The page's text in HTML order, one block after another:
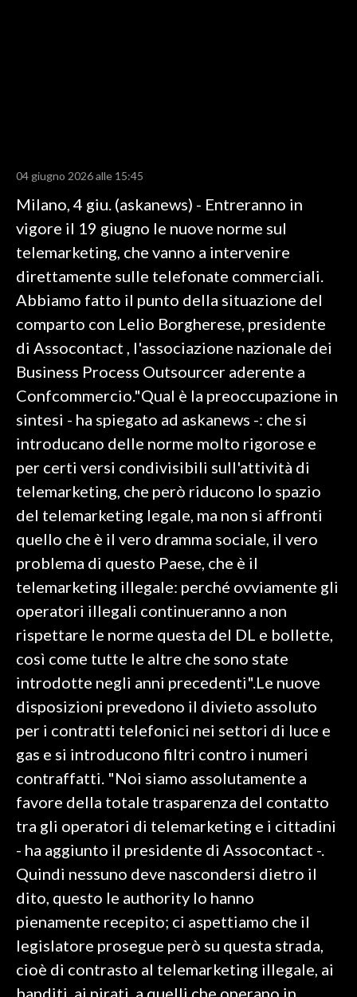
CALCIO
CULTURA
SPETTACOLI
GOSSIP
SALUTE
SARDI NEL MONDO
NOTIZIE
EVENTI
#CARAUNIONE
INSULARITÀ
INFO AZIENDE
ABBONATI
ANNUNCI
NECROLOGI
PUBBLICITÀ
SPIAGGE
STORE
04 giugno 2026 alle 15:45
Milano, 4 giu. (askanews) - Entreranno in
vigore il 19 giugno le nuove norme sul
telemarketing, che vanno a intervenire
direttamente sulle telefonate commerciali.
Abbiamo fatto il punto della situazione del
comparto con Lelio Borgherese, presidente
di Assocontact , l'associazione nazionale dei
Business Process Outsourcer aderente a
Confcommercio."Qual è la preoccupazione in
sintesi - ha spiegato ad askanews -: che si
introducano delle norme molto rigorose e
per certi versi condivisibili sull'attività di
telemarketing, che però riducono lo spazio
del telemarketing legale, ma non si affronti
quello che è il vero dramma sociale, il vero
problema di questo Paese, che è il
telemarketing illegale: perché ovviamente gli
operatori illegali continueranno a non
rispettare le norme questa del DL e bollette,
così come tutte le altre che sono state
introdotte negli anni precedenti".Le nuove
disposizioni prevedono il divieto assoluto
per i contratti telefonici nei settori di luce e
gas e si introducono filtri contro i numeri
contraffatti. "Noi siamo assolutamente a
favore della totale trasparenza del contatto
tra gli operatori di telemarketing e i cittadini
- ha aggiunto il presidente di Assocontact -.
Quindi nessuno deve nascondersi dietro il
dito, questo le authority lo hanno
pienamente recepito; ci aspettiamo che il
legislatore prosegue però su questa strada,
cioè di contrasto al telemarketing illegale, ai
banditi, ai pirati, a quelli che operano in